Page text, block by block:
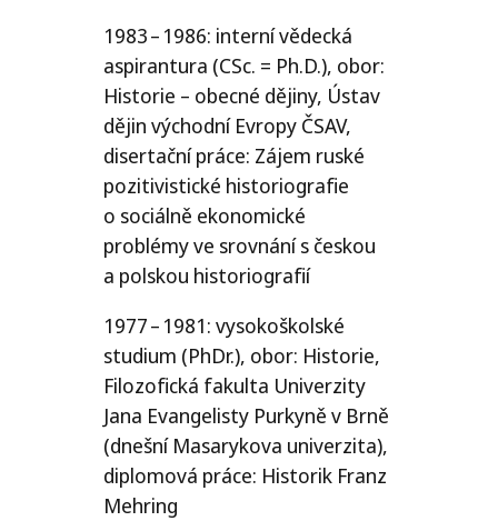
1983 – 1986: interní vědecká
aspirantura (CSc. = Ph.D.), obor:
Historie – obecné dějiny, Ústav
dějin východní Evropy ČSAV,
disertační práce: Zájem ruské
pozitivistické historiografie
o sociálně ekonomické
problémy ve srovnání s českou
a polskou historiografií
1977 – 1981: vysokoškolské
studium (PhDr.), obor: Historie,
Filozofická fakulta Univerzity
Jana Evangelisty Purkyně v Brně
(dnešní Masarykova univerzita),
diplomová práce: Historik Franz
Mehring